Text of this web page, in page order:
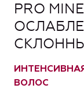
PRO
ВОЛОС